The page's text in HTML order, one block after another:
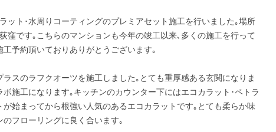
ット･水周りコーティングのプレミアセット施工を行いました｡場所
窪です｡こちらのマンションも今年の竣工以来､多くの施工を行って
予約頂いておりありがとうございます｡
スのラフクオーツを施工しました｡とても重厚感ある玄関になりま
ボ施工になります｡キッチンのカウンター下にはエコカラット･ペトラ
が始まってから根強い人気のあるエコカラットです｡とても柔らか味
フローリングに良く合います｡